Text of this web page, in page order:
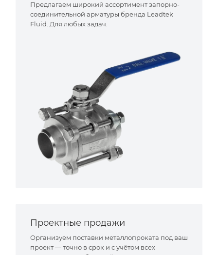
Предлагаем широкий ассортимент запорно-
соединительной арматуры бренда Leadtek
Fluid. Для любых задач.
Проектные продажи
Организуем поставки металлопроката под ваш
проект — точно в срок и с учётом всех